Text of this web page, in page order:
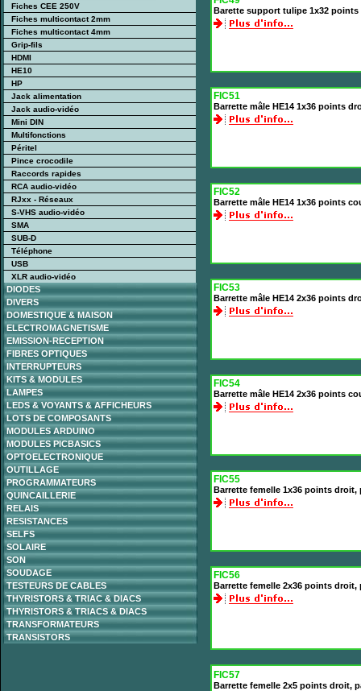
Fiches CEE 250V
Fiches multicontact 2mm
Fiches multicontact 4mm
Grip-fils
HDMI
HE10
HP
Jack alimentation
Jack audio-vidéo
Mini DIN
Multifonctions
Péritel
Pince crocodile
Raccords rapides
RCA audio-vidéo
RJxx - Réseaux
S-VHS audio-vidéo
SMA
SUB-D
Téléphone
USB
XLR audio-vidéo
DIODES
DIVERS
DOMESTIQUE & MAISON
ELECTROMAGNETISME
EMISSION-RECEPTION
FIBRES OPTIQUES
INTERRUPTEURS
KITS & MODULES
LAMPES
LEDS & VOYANTS & AFFICHEURS
LOTS DE COMPOSANTS
MODULES ARDUINO
MODULES PICBASICS
OPTOELECTRONIQUE
OUTILLAGE
PROGRAMMATEURS
QUINCAILLERIE
RELAIS
RESISTANCES
SELFS
SOLAIRE
SON
SOUDAGE
TESTEURS DE CABLES
THYRISTORS & TRIAC & DIACS
THYRISTORS & TRIACS & DIACS
TRANSFORMATEURS
TRANSISTORS
Barette support tulipe 1x32 points
FIC51
Barrette mâle HE14 1x36 points
FIC52
Barrette mâle HE14 1x36 points
FIC53
Barrette mâle HE14 2x36 points
FIC54
Barrette mâle HE14 2x36 points
FIC55
Barrette femelle 1x36 points droit,
FIC56
Barrette femelle 2x36 points droit,
FIC57
Barrette femelle 2x5 points droit,